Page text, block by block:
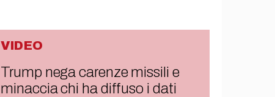
VIDEO
Trump nega carenze missili e
minaccia chi ha diffuso i dati